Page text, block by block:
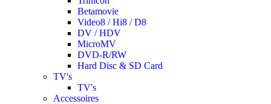
Betamovie
Video8 / Hi8 / D8
DV / HDV
MicroMV
DVD-R/RW
Hard Disc & SD Card
TV's
TV's
Accessoires